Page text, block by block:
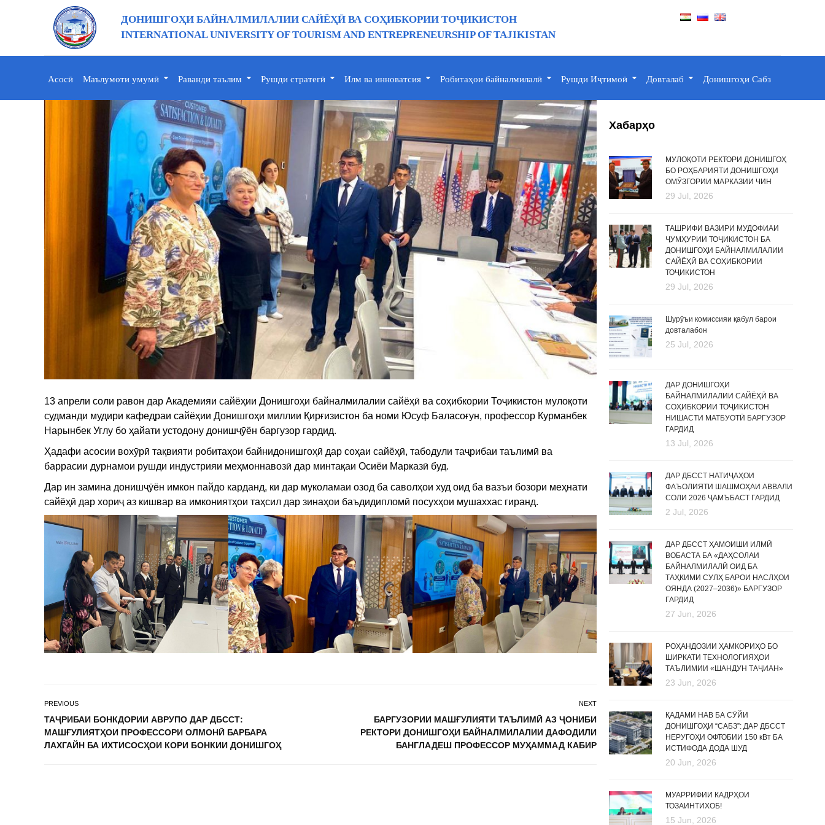
ДОНИШГОҲИ БАЙНАЛМИЛАЛИИ САЙЁҲӢ ВА СОҲИБКОРИИ ТОҶИКИСТОН
INTERNATIONAL UNIVERSITY OF TOURISM AND ENTREPRENEURSHIP OF TAJIKISTAN
Асосӣ Маълумоти умумӣ Раванди таълим Рушди стратегӣ Илм ва инноватсия Робитаҳои байналмилалӣ Рушди Иҷтимоӣ Довталаб Донишгоҳи Сабз
​13 апрели соли равон дар Академияи сайёҳии Донишгоҳи байналмилалии сайёҳӣ ва соҳибкории Тоҷикистон мулоқоти
судманди мудири кафедраи сайёҳии Донишгоҳи миллии Қирғизистон ба номи Юсуф Баласоғун, профессор Курманбек
Нарынбек Углу бо ҳайати устодону донишҷӯён баргузор гардид.
​Ҳадафи асосии вохӯрӣ тақвияти робитаҳои байнидонишгоҳӣ дар соҳаи сайёҳӣ, табодули таҷрибаи таълимӣ ва
баррасии дурнамои рушди индустрияи меҳмоннавозӣ дар минтақаи Осиёи Марказӣ буд.
Дар ин замина донишҷӯён имкон пайдо карданд, ки дар муколамаи озод ба саволҳои худ оид ба вазъи бозори меҳнати
сайёҳӣ дар хориҷ аз кишвар ва имкониятҳои таҳсил дар зинаҳои баъдидипломӣ посухҳои мушаххас гиранд.
PREVIOUS
ТАҶРИБАИ БОНКДОРИИ АВРУПО ДАР ДБССТ:
МАШҒУЛИЯТҲОИ ПРОФЕССОРИ ОЛМОНӢ БАРБАРА
ЛАХГАЙН БА ИХТИСОСҲОИ КОРИ БОНКИИ ДОНИШГОҲ
NEXT
БАРГУЗОРИИ МАШҒУЛИЯТИ ТАЪЛИМӢ АЗ ҶОНИБИ
РЕКТОРИ ДОНИШГОҲИ БАЙНАЛМИЛАЛИИ ДАФОДИЛИ
БАНГЛАДЕШ ПРОФЕССОР МУҲАММАД КАБИР
Хабарҳо
МУЛОҚОТИ РЕКТОРИ ДОНИШГОҲ
БО РОҲБАРИЯТИ ДОНИШГОҲИ
ОМӮЗГОРИИ МАРКАЗИИ ЧИН
29 Jul, 2026
ТАШРИФИ ВАЗИРИ МУДОФИАИ
ҶУМҲУРИИ ТОҶИКИСТОН БА
ДОНИШГОҲИ БАЙНАЛМИЛАЛИИ
САЙЁҲӢ ВА СОҲИБКОРИИ
ТОҶИКИСТОН
29 Jul, 2026
Шурӯъи комиссияи қабул барои
довталабон
25 Jul, 2026
ДАР ДОНИШГОҲИ
БАЙНАЛМИЛАЛИИ САЙЁҲӢ ВА
СОҲИБКОРИИ ТОҶИКИСТОН
НИШАСТИ МАТБУОТӢ БАРГУЗОР
ГАРДИД
13 Jul, 2026
ДАР ДБССТ НАТИҶАҲОИ
ФАЪОЛИЯТИ ШАШМОҲАИ АВВАЛИ
СОЛИ 2026 ҶАМЪБАСТ ГАРДИД
2 Jul, 2026
ДАР ДБССТ ҲАМОИШИ ИЛМӢ
ВОБАСТА БА «ДАҲСОЛАИ
БАЙНАЛМИЛАЛӢ ОИД БА
ТАҲКИМИ СУЛҲ БАРОИ НАСЛҲОИ
ОЯНДА (2027–2036)» БАРГУЗОР
ГАРДИД
27 Jun, 2026
РОҲАНДОЗИИ ҲАМКОРИҲО БО
ШИРКАТИ ТЕХНОЛОГИЯҲОИ
ТАЪЛИМИИ «ШАНДУН ТАҶИАН»
23 Jun, 2026
ҚАДАМИ НАВ БА СӮЙИ
ДОНИШГОҲИ “САБЗ”: ДАР ДБССТ
НЕРУГОҲИ ОФТОБИИ 150 кВт БА
ИСТИФОДА ДОДА ШУД
20 Jun, 2026
МУАРРИФИИ КАДРҲОИ
ТОЗАИНТИХОБ!
15 Jun, 2026